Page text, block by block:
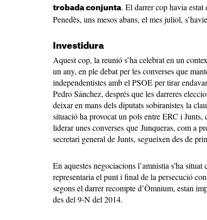
trobada conjunta. El darrer cop havia estat
Penedès, uns mesos abans, el mes juliol,
Investidura
Aquest cop, la reunió s’ha celebrat en un
un any, en ple debat per les converses que
independentistes amb el PSOE per tirar
Pedro Sánchez, després que les darreres
deixar en mans dels diputats sobiranistes la
situació ha provocat un pols entre ERC i Junts,
liderar unes converses que Junqueras, com a
secretari general de Junts, segueixen des de
En aquestes negociacions l’amnistia s'ha situat
representaria el punt i final de la persecució
segons el darrer recompte d’Òmnium, estan
des del 9-N del 2014.